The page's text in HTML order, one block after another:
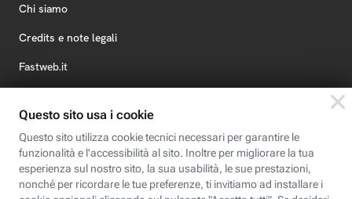
Chi siamo
Credits e note legali
Fastweb.it
Fastweb Digital Academy
STEP FuturAbility District